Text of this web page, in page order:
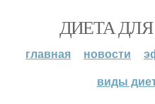
ДИЕТА
главная новости
виды